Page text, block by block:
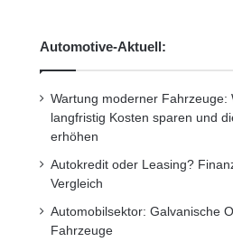
Automotive-Aktuell:
Wartung moderner Fahrzeuge:
langfristig Kosten sparen und
erhöhen
Autokredit oder Leasing?
Vergleich
Automobilsektor: Galvanische
Fahrzeuge